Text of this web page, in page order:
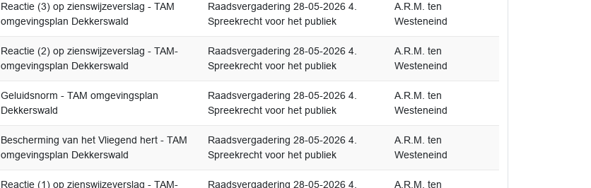
Reactie (3) op zienswijzeverslag - TAM
omgevingsplan Dekkerswald
Raadsvergadering 28-05-2026 4.
Spreekrecht voor het publiek
A.R.M. ten
Westeneind
Reactie (2) op zienswijzeverslag - TAM-
omgevingsplan Dekkerswald
Raadsvergadering 28-05-2026 4.
Spreekrecht voor het publiek
A.R.M. ten
Westeneind
Geluidsnorm - TAM omgevingsplan
Dekkerswald
Raadsvergadering 28-05-2026 4.
Spreekrecht voor het publiek
A.R.M. ten
Westeneind
Bescherming van het Vliegend hert - TAM
omgevingsplan Dekkerswald
Raadsvergadering 28-05-2026 4.
Spreekrecht voor het publiek
A.R.M. ten
Westeneind
Reactie (1) op zienswijzeverslag - TAM-
Raadsvergadering 28-05-2026 4.
A.R.M. ten